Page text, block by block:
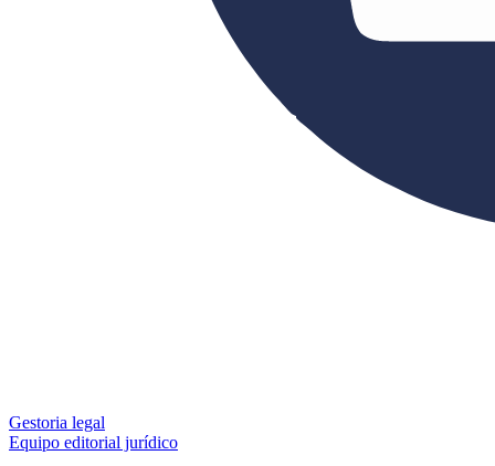
Gestoria legal
Equipo editorial jurídico